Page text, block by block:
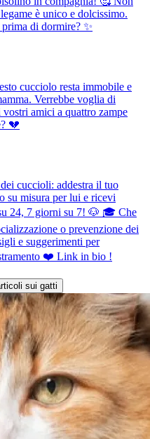
è unico e dolcissimo.
di dormire? ✨
cucciolo resta immobile e
Verrebbe voglia di
amici a quattro zampe
💔
cuccioli: addestra il tuo
su misura per lui e ricevi
24, 7 giorni su 7! 🐶 🎓 Che
o prevenzione dei
e suggerimenti per
❤️ Link in bio !
sui gatti